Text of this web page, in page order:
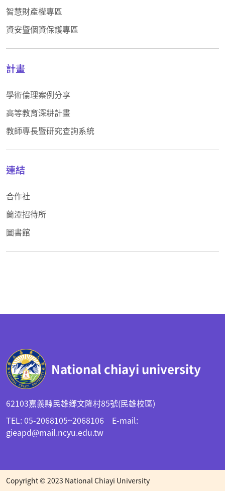
智慧財產權專區
資安暨個資保護專區
計畫
學術倫理案例分享
高等教育深耕計畫
教師專長暨研究查詢系統
連結
合作社
蘭潭招待所
圖書館
National chiayi university
62103嘉義縣民雄鄉文隆村85號(民雄校區)
TEL: 05-2068105~2068106 E-mail:
gieapd@mail.ncyu.edu.tw
Copyright © 2023 National Chiayi University